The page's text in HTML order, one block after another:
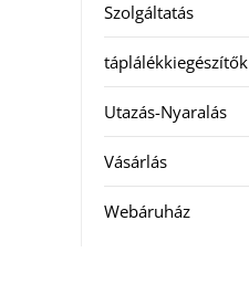
Szolgáltatás
táplálékkiegészítők
Utazás-Nyaralás
Vásárlás
Webáruház